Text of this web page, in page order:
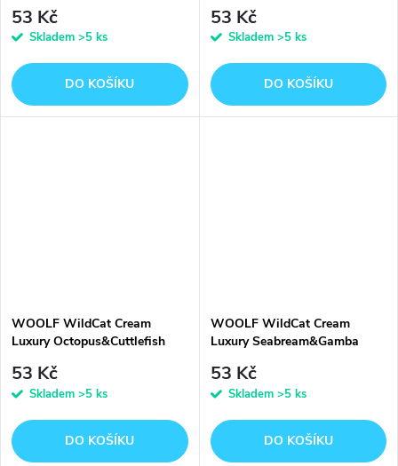
53 Kč
Skladem >5 ks
DO KOŠÍKU
53 Kč
Skladem >5 ks
DO KOŠÍKU
WOOLF WildCat Cream
Luxury Octopus&Cuttlefish
53 Kč
Skladem >5 ks
DO KOŠÍKU
WOOLF WildCat Cream
Luxury Seabream&Gamba
53 Kč
Skladem >5 ks
DO KOŠÍKU